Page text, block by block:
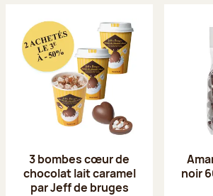
3 bombes cœur de
chocolat lait caramel
par Jeff de bruges
noir